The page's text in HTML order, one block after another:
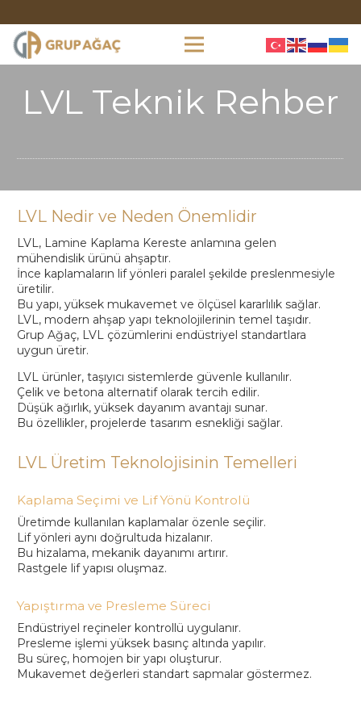
LVL Teknik Rehber
LVL Nedir ve Neden Önemlidir
LVL, Lamine Kaplama Kereste anlamına gelen
mühendislik ürünü ahşaptır.
İnce kaplamaların lif yönleri paralel şekilde preslenmesiyle
üretilir.
Bu yapı, yüksek mukavemet ve ölçüsel kararlılık sağlar.
LVL, modern ahşap yapı teknolojilerinin temel taşıdır.
Grup Ağaç, LVL çözümlerini endüstriyel standartlara
uygun üretir.
LVL ürünler, taşıyıcı sistemlerde güvenle kullanılır.
Çelik ve betona alternatif olarak tercih edilir.
Düşük ağırlık, yüksek dayanım avantajı sunar.
Bu özellikler, projelerde tasarım esnekliği sağlar.
LVL Üretim Teknolojisinin Temelleri
Kaplama Seçimi ve Lif Yönü Kontrolü
Üretimde kullanılan kaplamalar özenle seçilir.
Lif yönleri aynı doğrultuda hizalanır.
Bu hizalama, mekanik dayanımı artırır.
Rastgele lif yapısı oluşmaz.
Yapıştırma ve Presleme Süreci
Endüstriyel reçineler kontrollü uygulanır.
Presleme işlemi yüksek basınç altında yapılır.
Bu süreç, homojen bir yapı oluşturur.
Mukavemet değerleri standart sapmalar göstermez.